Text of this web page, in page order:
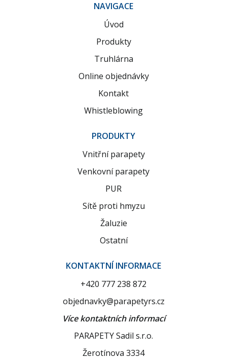
NAVIGACE
Úvod
Produkty
Truhlárna
Online objednávky
Kontakt
Whistleblowing
PRODUKTY
Vnitřní parapety
Venkovní parapety
PUR
Sítě proti hmyzu
Žaluzie
Ostatní
KONTAKTNÍ INFORMACE
+420 777 238 872
objednavky@parapetyrs.cz
Více kontaktních informací
PARAPETY Sadil s.r.o.
Žerotínova 3334